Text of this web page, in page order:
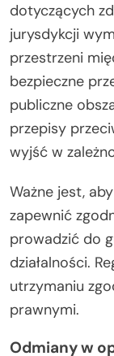
dotyczących
jurysdykcji
przestrzeni
bezpieczne
publiczne
przepisy
wyjść w
Ważne jest,
zapewnić
prowadzić do
działalności.
utrzymaniu
prawnymi.
Odmiany w